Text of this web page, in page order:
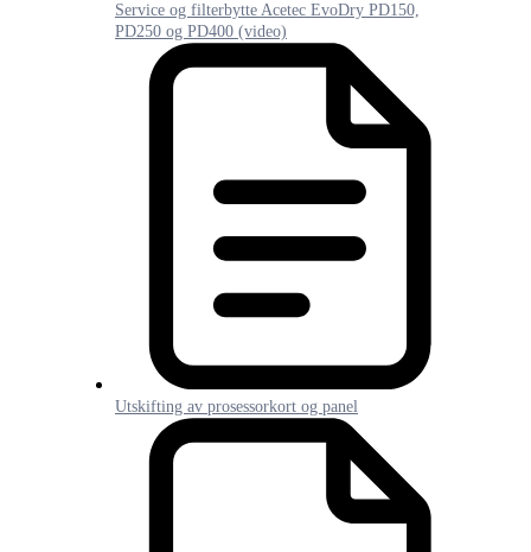
Service og filterbytte Acetec EvoDry PD150,
PD250 og PD400 (video)
Utskifting av prosessorkort og panel